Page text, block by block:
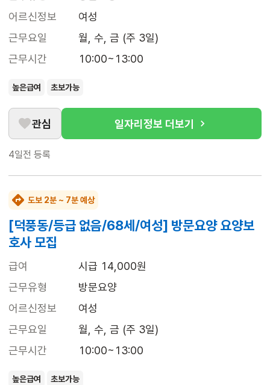
어르신정보
여성
근무요일
월, 수, 금 (주 3일)
근무시간
10:00~13:00
높은급여 초보가능
관심 일자리정보 더보기
4일전 등록
도보 2분 ~ 7분 예상
[덕풍동/등급 없음/68세/여성] 방문요양 요양보
호사 모집
급여
시급 14,000원
근무유형
방문요양
어르신정보
여성
근무요일
월, 수, 금 (주 3일)
근무시간
10:00~13:00
높은급여 초보가능